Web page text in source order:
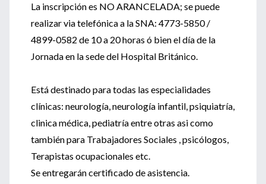
La inscripción es NO ARANCELADA; se puede
realizar via telefónica a la SNA: 4773-5850 /
4899-0582 de 10 a 20 horas ó bien el día de la
Jornada en la sede del Hospital Británico.
Está destinado para todas las especialidades
clínicas: neurología, neurología infantil, psiquiatría,
clinica médica, pediatría entre otras asi como
también para Trabajadores Sociales , psicólogos,
Terapistas ocupacionales etc.
Se entregarán certificado de asistencia.